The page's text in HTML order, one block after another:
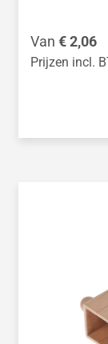
Normale
Van € 2,06
Prijzen incl.